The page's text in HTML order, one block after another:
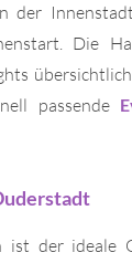
der
Die
passende
ist der ideale